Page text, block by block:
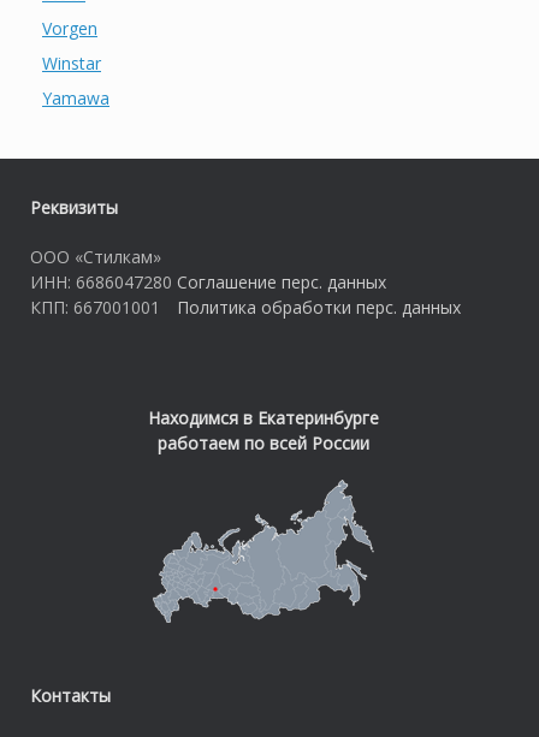
Vorgen
Winstar
Yamawa
Реквизиты
ООО «Стилкам»
ИНН: 6686047280
КПП: 667001001
Соглашение перс. данных
Политика обработки перс. данных
Находимся в Екатеринбурге
работаем по всей России
Контакты